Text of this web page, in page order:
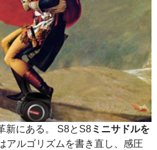
新にある。 S8とS8ミニサドルを
アルゴリズムを書き直し、感圧